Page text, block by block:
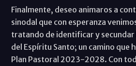
Finalmente, deseo animaros a
sinodal que con esperanza
tratando de identificar y secundar
del Espíritu Santo; un camino que
Plan Pastoral 2023-2028. Con